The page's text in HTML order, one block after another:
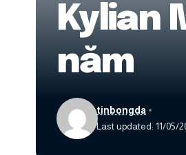
Kylian
năm
Last updated: 11/05/
tinbongda